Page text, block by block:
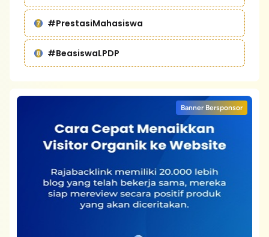
#PrestasiMahasiswa
#BeasiswaLPDP
Banner Bersponsor